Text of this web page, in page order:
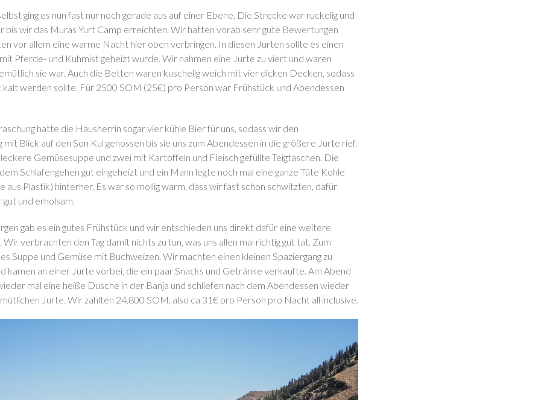
ging es nun fast nur noch gerade aus auf einer Ebene. Die Strecke war ruckelig und
bis wir das Muras Yurt Camp erreichten. Wir hatten vorab sehr gute Bewertungen
vor allem eine warme Nacht hier oben verbringen. In diesen Jurten sollte es einen
Pferde- und Kuhmist geheizt wurde. Wir nahmen eine Jurte zu viert und waren
sie war. Auch die Betten waren kuschelig weich mit vier dicken Decken, sodass
kalt werden sollte. Für 2500 SOM (25€) pro Person war Frühstück und Abendessen
hatte die Hausherrin sogar vier kühle Bier für uns, sodass wir den
mit Blick auf den Son Kul genossen bis sie uns zum Abendessen in die größere Jurte rief.
Gemüsesuppe und zwei mit Kartoffeln und Fleisch gefüllte Teigtaschen. Die
Schlafengehen gut eingeheizt und ein Mann legte noch mal eine ganze Tüte Kohle
aus Plastik) hinterher. Es war so mollig warm, dass wir fast schon schwitzten, dafür
und erholsam.
gab es ein gutes Frühstück und wir entschieden uns direkt dafür eine weitere
Wir verbrachten den Tag damit nichts zu tun, was uns allen mal richtig gut tat. Zum
Suppe und Gemüse mit Buchweizen. Wir machten einen kleinen Spaziergang zu
kamen an einer Jurte vorbei, die ein paar Snacks und Getränke verkaufte. Am Abend
mal eine heiße Dusche in der Banja und schliefen nach dem Abendessen wieder
Jurte. Wir zahlten 24.800 SOM, also ca 31€ pro Person pro Nacht all inclusive.